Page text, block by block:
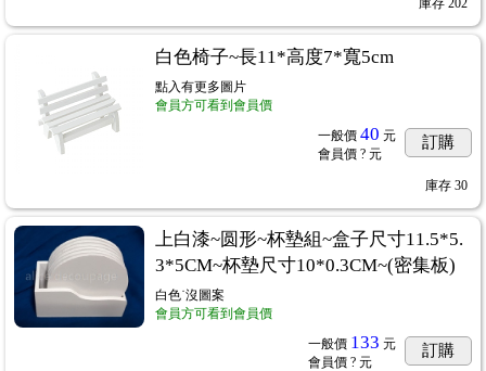
庫存 202
白色椅子~長11*高度7*寬5cm
點入有更多圖片
會員方可看到會員價
一般價 40 元
會員價 ? 元
訂購
庫存 30
上白漆~圆形~杯墊組~盒子尺寸11.5*5.
3*5CM~杯墊尺寸10*0.3CM~(密集板)
白色˙沒圖案
會員方可看到會員價
一般價 133 元
會員價 ? 元
訂購